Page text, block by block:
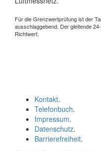
Für die Grenzwertprüfung ist der
ausschlaggebend. Der gleitende
Richtwert.
Kontakt.
Telefonbuch.
Impressum.
Datenschutz.
Barrierefreiheit.